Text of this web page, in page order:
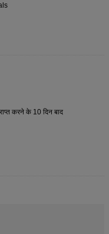
करने के 10 दिन बाद